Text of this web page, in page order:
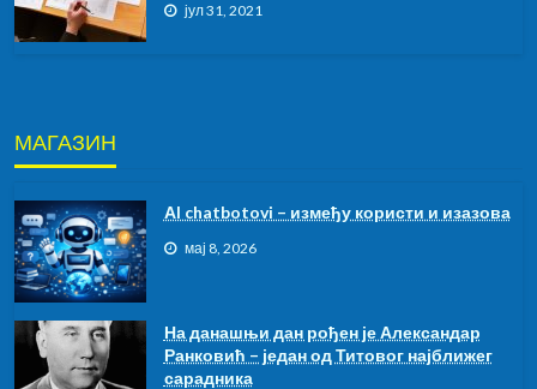
јул 31, 2021
МАГАЗИН
АI chatbotovi – између користи и изазова
мај 8, 2026
На данашњи дан рођен је Александар
Ранковић – један од Титовог најближег
сарадника